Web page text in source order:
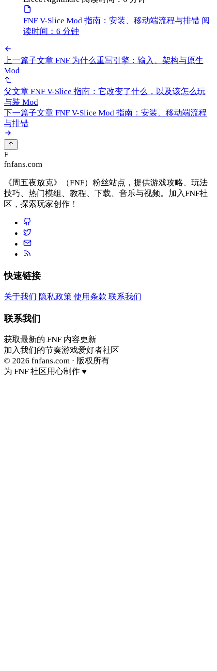
FNF V-Slice Mod 指南：安装、移动端流程与排错 阅
读时间：6 分钟
上一篇子文章 FNF 为什么重写引擎：输入、架构与原生
Mod
父文章 FNF V-Slice 指南：它改变了什么，以及该怎么玩
与装 Mod
下一篇子文章 FNF V-Slice Mod 指南：安装、移动端流程
与排错
F
fnfans.com
《周五夜放克》（FNF）粉丝站点，提供游戏攻略、玩法
技巧、热门模组、教程、下载、音乐与视频。加入FNF社
区，探索玩家创作！
快速链接
关于我们 隐私政策 使用条款 联系我们
联系我们
获取最新的 FNF 内容更新
加入我们的节奏游戏爱好者社区
© 2026 fnfans.com · 版权所有
为 FNF 社区用心制作 ♥